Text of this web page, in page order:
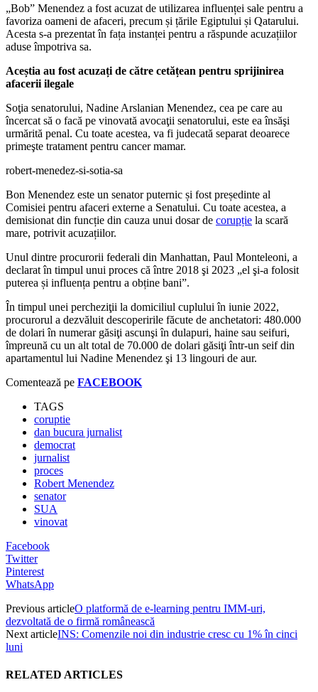
„Bob” Menendez a fost acuzat de utilizarea influenței sale pentru a
favoriza oameni de afaceri, precum și țările Egiptului și Qatarului.
Acesta s-a prezentat în fața instanței pentru a răspunde acuzațiilor
aduse împotriva sa.
Aceștia au fost acuzați de către cetățean pentru sprijinirea
afacerii ilegale
Soţia senatorului, Nadine Arslanian Menendez, cea pe care au
încercat să o facă pe vinovată avocaţii senatorului, este ea însăşi
urmărită penal. Cu toate acestea, va fi judecată separat deoarece
primeşte tratament pentru cancer mamar.
robert-menedez-si-sotia-sa
Bon Menendez este un senator puternic și fost președinte al
Comisiei pentru afaceri externe a Senatului. Cu toate acestea, a
demisionat din funcție din cauza unui dosar de corupție la scară
mare, potrivit acuzațiilor.
Unul dintre procurorii federali din Manhattan, Paul Monteleoni, a
declarat în timpul unui proces că între 2018 şi 2023 „el şi-a folosit
puterea și influența pentru a obține bani”.
În timpul unei percheziţii la domiciliul cuplului în iunie 2022,
procurorul a dezvăluit descoperirile făcute de anchetatori: 480.000
de dolari în numerar găsiţi ascunşi în dulapuri, haine sau seifuri,
împreună cu un alt total de 70.000 de dolari găsiţi într-un seif din
apartamentul lui Nadine Menendez şi 13 lingouri de aur.
Comentează pe FACEBOOK
TAGS
coruptie
dan bucura jurnalist
democrat
jurnalist
proces
Robert Menendez
senator
SUA
vinovat
Facebook
Twitter
Pinterest
WhatsApp
Previous articleO platformă de e-learning pentru IMM-uri,
dezvoltată de o firmă românească
Next articleINS: Comenzile noi din industrie cresc cu 1% în cinci
luni
RELATED ARTICLES